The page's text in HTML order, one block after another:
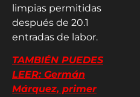
limpias permitidas
después de 20.1
entradas de labor.
TAMBIÉN PUEDES
LEER: Germán
Márquez, primer